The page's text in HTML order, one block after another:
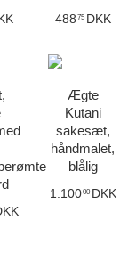
488 75 DKK
Ægte
Kutani
sakesæt,
håndmalet,
blålig
1.10000 DKK